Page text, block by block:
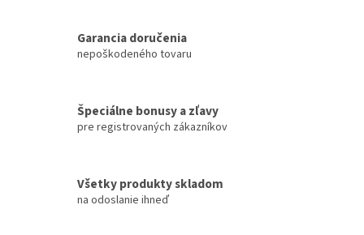
Garancia doručenia
nepoškodeného tovaru
Špeciálne bonusy a zľavy
pre registrovaných zákazníkov
Všetky produkty skladom
na odoslanie ihneď